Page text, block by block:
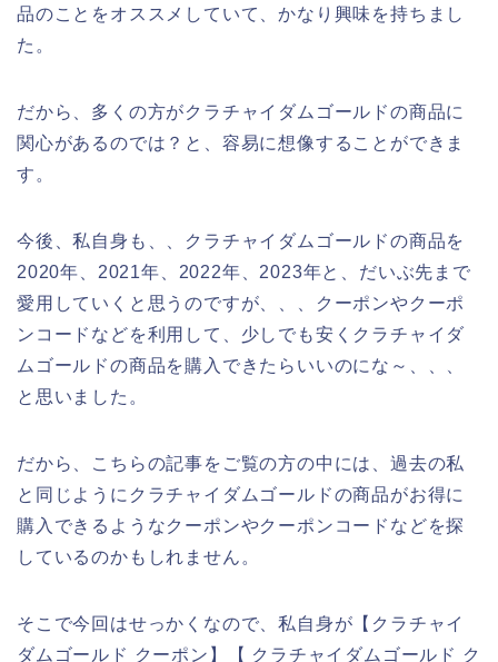
品のことをオススメしていて、かなり興味を持ちまし
た。
だから、多くの方がクラチャイダムゴールドの商品に
関心があるのでは？と、容易に想像することができま
す。
今後、私自身も、、クラチャイダムゴールドの商品を
2020年、2021年、2022年、2023年と、だいぶ先まで
愛用していくと思うのですが、、、クーポンやクーポ
ンコードなどを利用して、少しでも安くクラチャイダ
ムゴールドの商品を購入できたらいいのにな～、、、
と思いました。
だから、こちらの記事をご覧の方の中には、過去の私
と同じようにクラチャイダムゴールドの商品がお得に
購入できるようなクーポンやクーポンコードなどを探
しているのかもしれません。
そこで今回はせっかくなので、私自身が【クラチャイ
ダムゴールド クーポン】【 クラチャイダムゴールド ク